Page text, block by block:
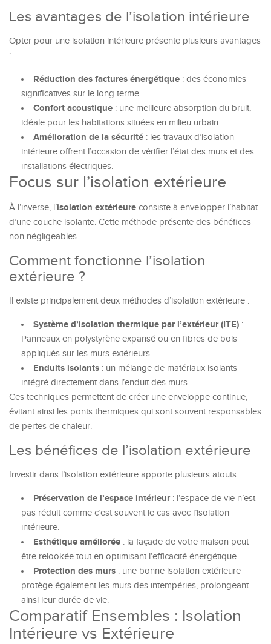
Les avantages de l’isolation intérieure
Opter pour une isolation intérieure présente plusieurs avantages
:
Réduction des factures énergétique : des économies
significatives sur le long terme.
Confort acoustique : une meilleure absorption du bruit,
idéale pour les habitations situées en milieu urbain.
Amélioration de la sécurité : les travaux d’isolation
intérieure offrent l’occasion de vérifier l’état des murs et des
installations électriques.
Focus sur l’isolation extérieure
À l’inverse, l’isolation extérieure consiste à envelopper l’habitat
d’une couche isolante. Cette méthode présente des bénéfices
non négligeables.
Comment fonctionne l’isolation
extérieure ?
Il existe principalement deux méthodes d’isolation extérieure :
Système d’isolation thermique par l’extérieur (ITE) :
Panneaux en polystyrène expansé ou en fibres de bois
appliqués sur les murs extérieurs.
Enduits isolants : un mélange de matériaux isolants
intégré directement dans l’enduit des murs.
Ces techniques permettent de créer une enveloppe continue,
évitant ainsi les ponts thermiques qui sont souvent responsables
de pertes de chaleur.
Les bénéfices de l’isolation extérieure
Investir dans l’isolation extérieure apporte plusieurs atouts :
Préservation de l’espace intérieur: l’espace de vie n’est
pas réduit comme c’est souvent le cas avec l’isolation
intérieure.
Esthétique améliorée : la façade de votre maison peut
être relookée tout en optimisant l’efficacité énergétique.
Protection des murs : une bonne isolation extérieure
protège également les murs des intempéries, prolongeant
ainsi leur durée de vie.
Comparatif Ensembles : Isolation
Intérieure vs Extérieure